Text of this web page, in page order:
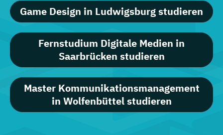
Game Design in Ludwigsburg studieren
Fernstudium Digitale Medien in
Saarbrücken studieren
Master Kommunikationsmanagement
in Wolfenbüttel studieren